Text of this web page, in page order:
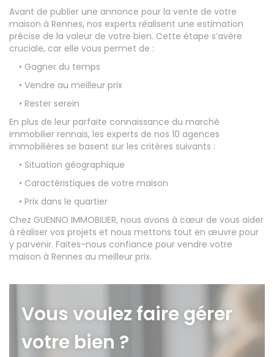
Avant de publier une annonce pour la vente de votre
maison à Rennes, nos experts réalisent une estimation
précise de la valeur de votre bien. Cette étape s’avère
cruciale, car elle vous permet de :
• Gagner du temps
• Vendre au meilleur prix
• Rester serein
En plus de leur parfaite connaissance du marché
immobilier rennais, les experts de nos 10 agences
immobilières se basent sur les critères suivants :
• Situation géographique
• Caractéristiques de votre maison
• Prix dans le quartier
Chez GUENNO IMMOBILIER, nous avons à cœur de vous aider
à réaliser vos projets et nous mettons tout en œuvre pour
y parvenir. Faites-nous confiance pour vendre votre
maison à Rennes au meilleur prix.
Vous voulez faire gérer
votre bien ?